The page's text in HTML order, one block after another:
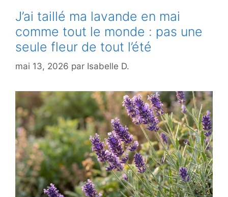
J’ai taillé ma lavande en mai
comme tout le monde : pas une
seule fleur de tout l’été
mai 13, 2026 par Isabelle D.